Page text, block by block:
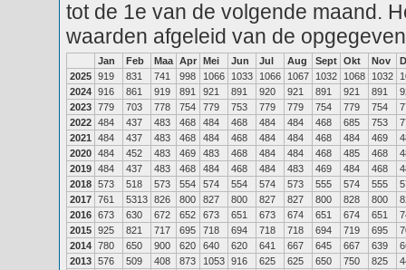
tot de 1e van de volgende maand.
waarden afgeleid van de
Jan Feb Maa Apr Mei Jun Jul Aug Sept Okt Nov
2025 919 831 741 998 1066 1033 1066 1067 1032 1068 1032
2024 916 861 919 891 921 891 920 921 891 921 891
2023 779 703 778 754 779 753 779 779 754 779 754
2022 484 437 483 468 484 468 484 484 468 685 753
2021
484 437 483 468 484 468 484 484 468 484 469
2020 484 452 483 469 483 468 484 484 468 485 468
2019 484 437 483 468 484 468 484 483 469 484 468
2018 573 518 573 554 574 554 574 573 555 574 555
2017 761 5313 826 800 827 800 827 827 800 828 800
2016 673 630 672 652 673 651 673 674 651 674 651
2015 925 821 717 695 718 694 718 718 694 719 695
2014 780 650 900 620 640 620 641 667 645 667 639
2013 576 509 408 873 1053 916 625 625 650 750 825